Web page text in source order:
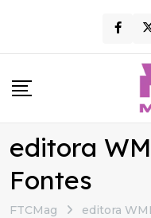
content
editora
Fontes
FTCMag editora